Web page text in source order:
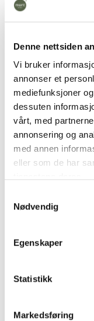
Denne nettsiden
Vi bruker
annonser et
mediefunksjoner
dessuten
vårt, med
annonsering og
med annen
eller som de har
Nødvendig
Egenskaper
Statistikk
Markedsføring
In the fall of
the collection
gem of a
above the
READ